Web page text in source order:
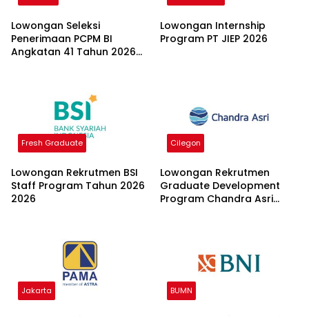
Lowongan Seleksi
Penerimaan PCPM BI
Angkatan 41 Tahun 2026
Lowongan Internship
Program PT JIEP 2026
Fresh Graduate
Lowongan Rekrutmen BSI
Staff Program Tahun 2026
2026
Cilegon
Lowongan Rekrutmen
Graduate Development
Program Chandra Asri
Jakarta BUMN